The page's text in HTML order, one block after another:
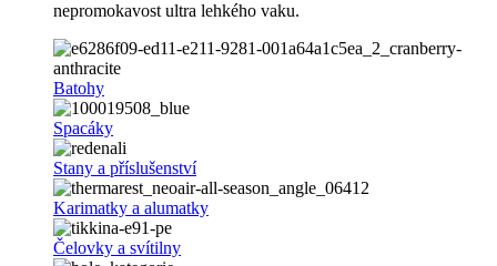
nepromokavost ultra lehkého vaku.
Batohy
Spacáky
Stany a příslušenství
Karimatky a alumatky
Čelovky a svítilny